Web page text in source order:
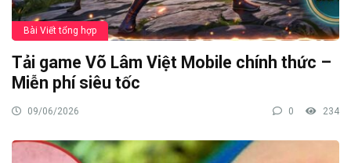
Bài Viết tổng hợp
Tải game Võ Lâm Việt Mobile chính thức –
Miễn phí siêu tốc
09/06/2026 0 234